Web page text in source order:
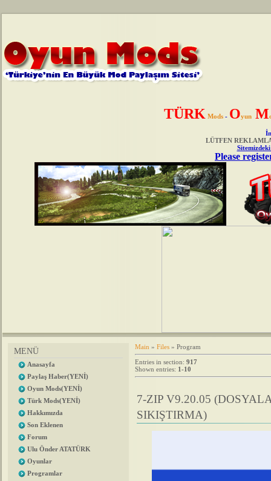
TÜRK Mods - Oyun M
LÜTFEN
Please
MENÜ
Anasayfa
Paylaş Haber(YENİ)
Oyun Mods(YENİ)
Türk Mods(YENİ)
Hakkımızda
Son Eklenen
Forum
Ulu Önder ATATÜRK
Oyunlar
Programlar
Main » Files » Program
Entries in section: 917
Shown entries: 1-10
7-ZIP V9.20.05
SIKIŞTIRMA)